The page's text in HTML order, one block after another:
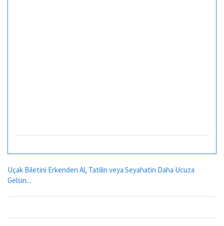
Uçak Biletini Erkenden Al, Tatilin veya Seyahatin Daha Ucuza
Gelsin...